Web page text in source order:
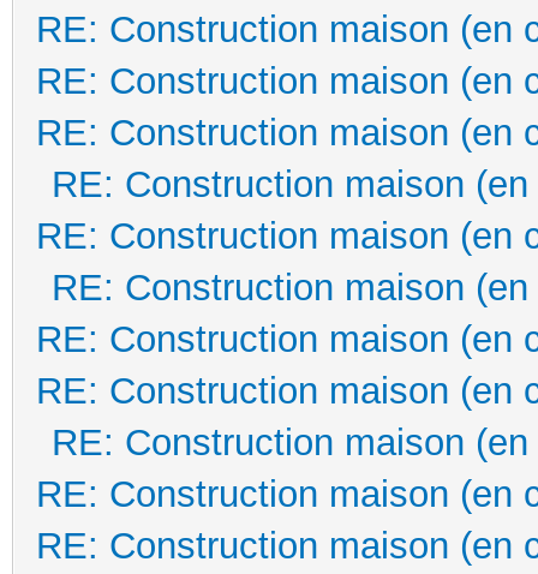
RE: Construction maison (en
RE: Construction maison (en
RE: Construction maison (en
RE: Construction maison
RE: Construction maison (en
RE: Construction maison
RE: Construction maison (en
RE: Construction maison (en
RE: Construction maison
RE: Construction maison (en
RE: Construction maison (en